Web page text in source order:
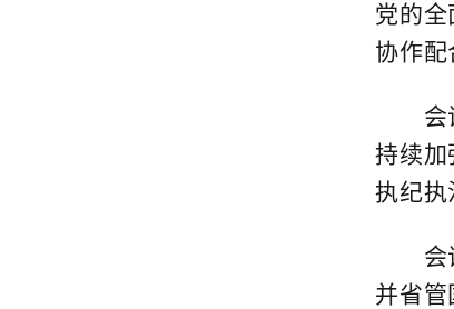
党的全
协作配
会议
持续加
执纪执
会议
并省